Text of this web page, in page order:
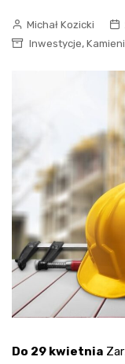
Michał Kozicki
Inwestycje,
Do 29 kwietnia